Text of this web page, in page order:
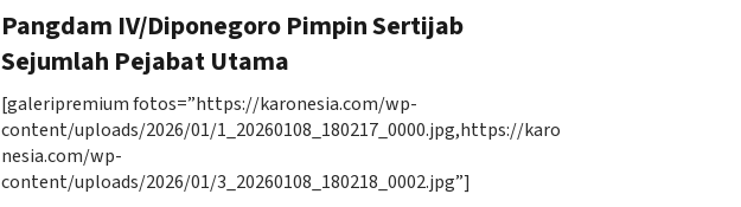
Pangdam IV/Diponegoro Pimpin Sertijab
Sejumlah Pejabat Utama
[galeripremium fotos=”https://karonesia.com/wp-
content/uploads/2026/01/1_20260108_180217_0000.jpg,https://karo
nesia.com/wp-
content/uploads/2026/01/3_20260108_180218_0002.jpg”]